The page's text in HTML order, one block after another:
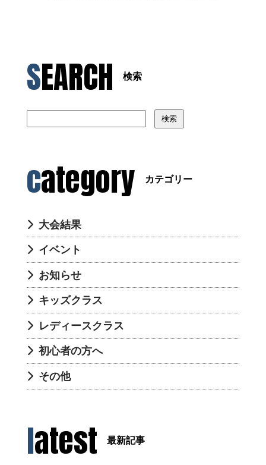
SEARCH 検索
検索
category カテゴリー
大会結果
イベント
お知らせ
キッズクラス
レディースクラス
初心者の方へ
その他
latest 最新記事